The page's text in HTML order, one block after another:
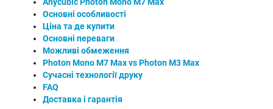
Основні особливості
Ціна та де купити
Основні переваги
Можливі обмеження
Photon Mono M7 Max vs Photon M3 Max
Сучасні технології друку
FAQ
Доставка і гарантія